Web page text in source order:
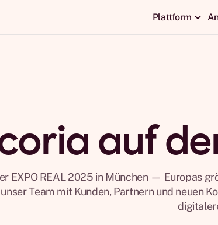
Plattform
auf
EXPO REAL 2025 in München — Europas
Team mit Kunden, Partnern und neuen